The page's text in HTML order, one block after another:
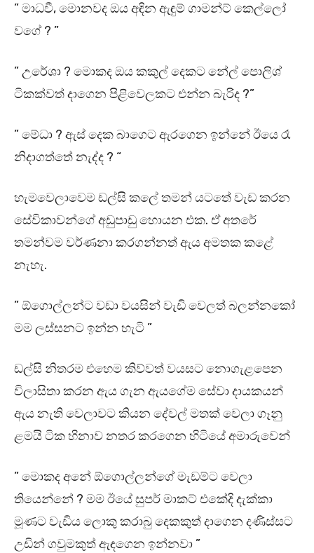
” මාධවී, මොනවද ඔය අඳින ඇඳුම් ගාමන්ට් කෙල්ලෝ
වගේ ? ”
” උරේශා ? මොකද ඔය කකුල් දෙකට නේල් පොලිශ්
ටිකක්වත් දාගෙන පිළිවෙලකට එන්න බැරිද ?”
” මේධා ? ඇස් දෙක බාගෙට ඇරගෙන ඉන්නේ ඊයෙ රෑ
නිදාගත්තේ නැද්ද ? “
හැමවෙලාවෙම ඩල්සි කලේ තමන් යටතේ වැඩ කරන
සේවිකාවන්ගේ අඩුපාඩු හොයන එක. ඒ අතරේ
තමන්වම වර්ණනා කරගන්නත් ඇය අමතක කළේ
නැහැ.
” ඕගොල්ලන්ට වඩා වයසින් වැඩි වෙලත් බලන්නකෝ
මම ලස්සනට ඉන්න හැටි ”
ඩල්සි නිතරම එහෙම කිව්වත් වයසට නොගැළපෙන
විලාසිතා කරන ඇය ගැන ඇයගේම සේවා දායකයන්
ඇය නැති වෙලාවට කියන දේවල් මතක් වෙලා ගෑනු
ළමයි ටික හිනාව නතර කරගෙන හිටියේ අමාරුවෙන්
” මොකද අනේ ඕගොල්ලන්ගේ මැඩම්ට වෙලා
තියෙන්නේ ? මම ඊයේ සුපර් මාකට් එකේදි දැක්කා
මූණට වැඩිය ලොකු කරාබු දෙකකුත් දාගෙන දණිස්සට
උඩින් ගවුමකුත් ඇඳගෙන ඉන්නවා ”